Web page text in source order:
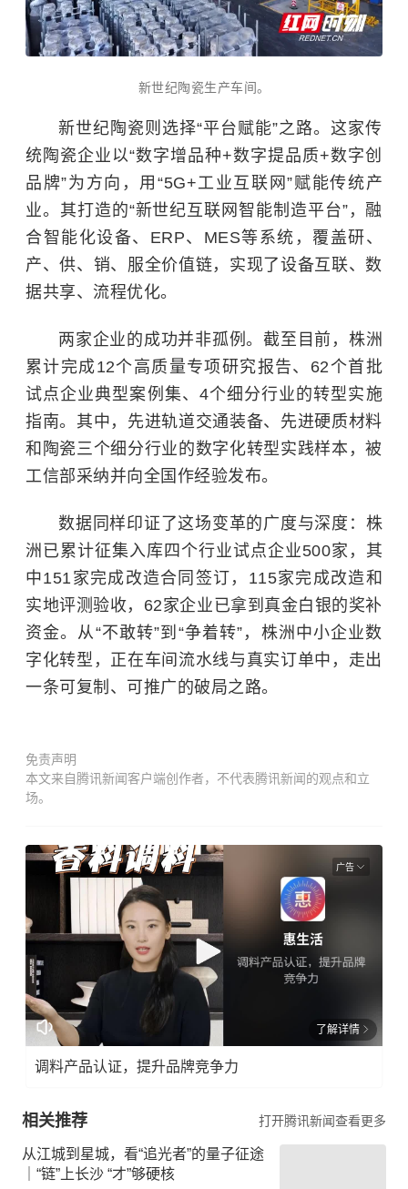
新世纪陶瓷生产车间。
新世纪陶瓷则选择“平台赋能”之路。这家传
统陶瓷企业以“数字增品种+数字提品质+数字创
品牌”为方向，用“5G+工业互联网”赋能传统产
业。其打造的“新世纪互联网智能制造平台”，融
合智能化设备、ERP、MES等系统，覆盖研、
产、供、销、服全价值链，实现了设备互联、数
据共享、流程优化。
两家企业的成功并非孤例。截至目前，株洲
累计完成12个高质量专项研究报告、62个首批
试点企业典型案例集、4个细分行业的转型实施
指南。其中，先进轨道交通装备、先进硬质材料
和陶瓷三个细分行业的数字化转型实践样本，被
工信部采纳并向全国作经验发布。
数据同样印证了这场变革的广度与深度：株
洲已累计征集入库四个行业试点企业500家，其
中151家完成改造合同签订，115家完成改造和
实地评测验收，62家企业已拿到真金白银的奖补
资金。从“不敢转”到“争着转”，株洲中小企业数
字化转型，正在车间流水线与真实订单中，走出
一条可复制、可推广的破局之路。
免责声明
本文来自腾讯新闻客户端创作者，不代表腾讯新闻的观点和立
场。
广告
了解详情
调料产品认证，提升品牌竞争力
相关推荐 打开腾讯新闻查看更多
从江城到星城，看“追光者”的量子征途
｜“链”上长沙 “才”够硬核